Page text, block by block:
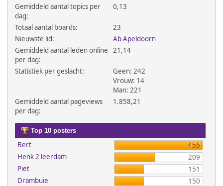
Gemiddeld aantal topics per
dag:
0,13
Totaal aantal boards:
23
Nieuwste lid:
Ab Apeldoorn
Gemiddeld aantal leden online
per dag:
21,14
Statistiek per geslacht:
Geen: 242
Vrouw: 14
Man: 221
Gemiddeld aantal pageviews
per dag:
1.858,21
Top 10 posters
Bert
456
Henk 2 leerdam
209
Piet
151
Drambuie
150